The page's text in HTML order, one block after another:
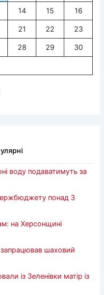
14 15 16
21 22 23
28 29 30
воду подаватимуть за
понад 3
на Херсонщині
шаховий
із Зеленівки матір із